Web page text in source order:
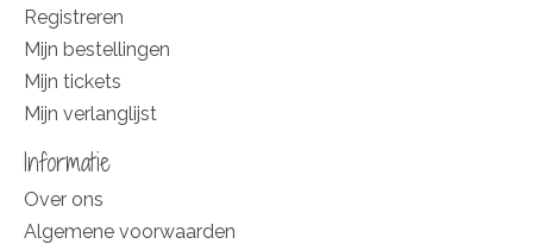
Registreren
Mijn bestellingen
Mijn tickets
Mijn verlanglijst
Informatie
Over ons
Algemene voorwaarden